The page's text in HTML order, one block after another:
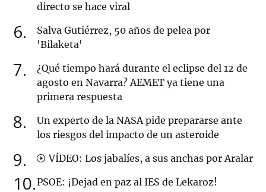
directo se hace viral
6
Salva Gutiérrez, 50 años de pelea por
'Bilaketa'
7
¿Qué tiempo hará durante el eclipse del 12 de
agosto en Navarra? AEMET ya tiene una
primera respuesta
8
Un experto de la NASA pide prepararse ante
los riesgos del impacto de un asteroide
9 VÍDEO: Los jabalíes, a sus anchas por Aralar
10 PSOE: ¡Dejad en paz al IES de Lekaroz!